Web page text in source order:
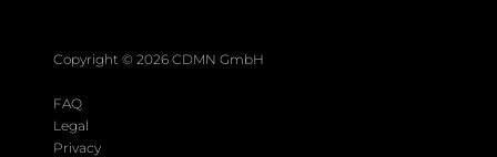
Copyright © 2026 CDMN GmbH
FAQ
Legal
Privacy